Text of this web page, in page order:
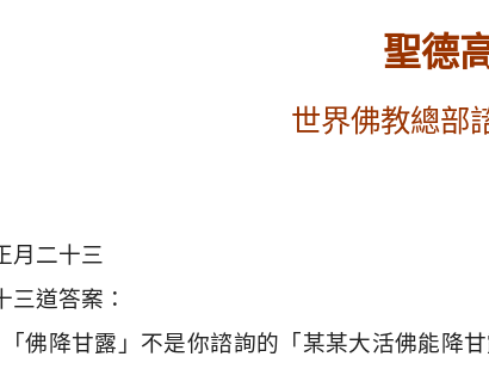
聖德
世界佛教總部
月二十三
三道答案：
「佛降甘露」不是你諮詢的「某某大活佛能降